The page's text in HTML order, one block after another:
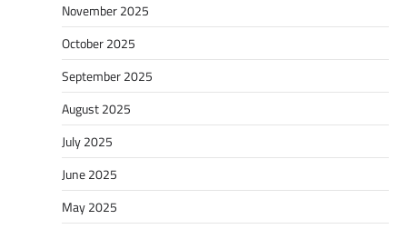
November 2025
October 2025
September 2025
August 2025
July 2025
June 2025
May 2025